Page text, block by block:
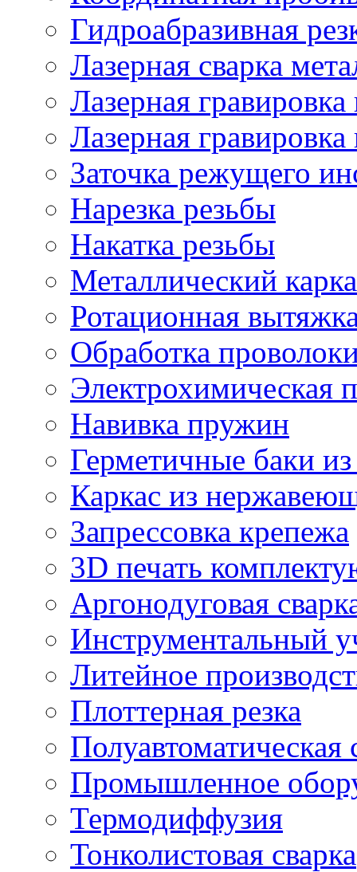
Гидроабразивная
Лазерная сварка
Лазерная гравировка
Лазерная
Заточка режущего
Нарезка резьбы
Накатка резьбы
Металлический
Ротационная
Обработка
Электрохимическая
Навивка пружин
Герметичные баки
Каркас из
Запрессовка крепежа
3D печать
Аргонодуговая
Инструментальный
Литейное
Плоттерная резка
Полуавтоматическая
Промышленное
Термодиффузия
Тонколистовая сварка